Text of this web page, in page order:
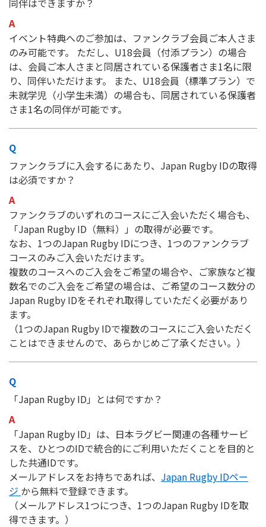
同伴はできますか？
イベント特典へのご参加は、ファンクラブ会員ご本人さま
のみ可能です。 ただし、U18会員（付添プラン）の場合
は、会員ご本人さまと同居されている保護者さま1名に限
り、同伴いただけます。 また、U18会員（標準プラン）で
未就学児（小学生未満）の場合も、同居されている保護者
さま1名の同伴が可能です。
ファンクラブに入会するにあたり、Japan Rugby IDの取得
は必須ですか？
ファンクラブのいずれのコースにご入会いただく場合も、
「Japan Rugby ID（無料）」の取得が必要です。
なお、1つのJapan Rugby IDにつき、1つのファンクラブ
コースのみご入会いただけます。
複数のコースへのご入会をご希望の場合や、ご家族など複
数名でのご入会をご希望の場合は、ご希望のコース数分の
Japan Rugby IDをそれぞれ取得していただく必要があり
ます。
（1つのJapan Rugby IDで複数のコースにご入会いただく
ことはできませんので、あらかじめご了承ください。）
「Japan Rugby ID」とは何ですか？
「Japan Rugby ID」は、日本ラグビー関連の各種サービ
スを、ひとつのIDで統合的にご利用いただくことを目的と
した共通IDです。
メールアドレスをお持ちであれば、 Japan Rugby IDペー
ジ から無料で登録できます。
（メールアドレス1つにつき、1つのJapan Rugby IDを取
得できます。）